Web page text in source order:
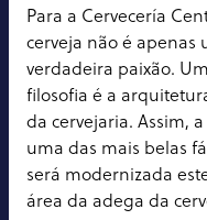
Para a Cervecería
cerveja não é apenas
verdadeira paixão.
filosofia é a
da cervejaria. Assim,
uma das mais belas
será modernizada
área da adega da